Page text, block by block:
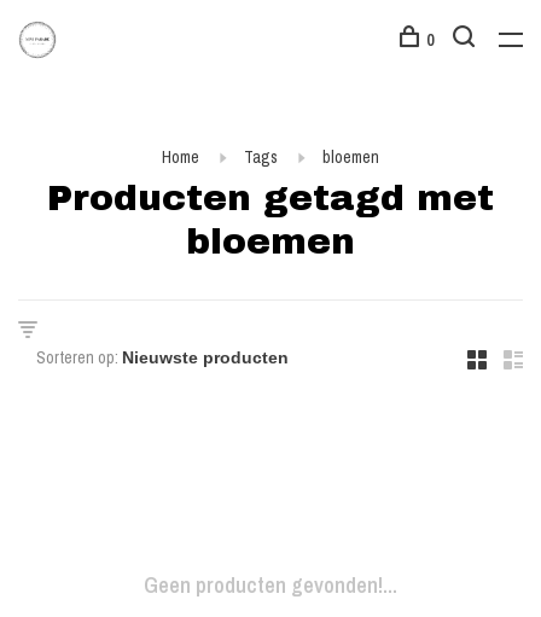
0
Home Tags bloemen
Producten getagd met
bloemen
Sorteren op:
Geen producten gevonden!...